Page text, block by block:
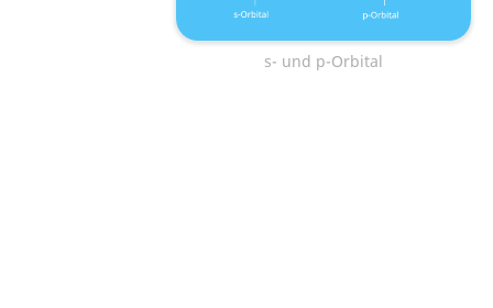
s- und p-Orbital